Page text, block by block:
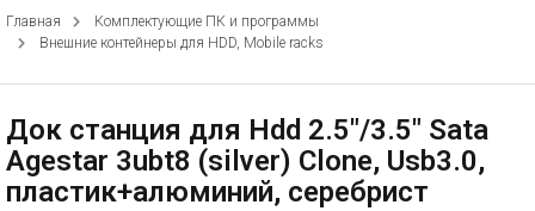
Главная
Комплектующие ПК и программы
Внешние контейнеры для HDD, Mobile racks
Док станция для Hdd 2.5"/3.5" Sata
Agestar 3ubt8 (silver) Clone, Usb3.0,
пластик+алюминий, серебрист